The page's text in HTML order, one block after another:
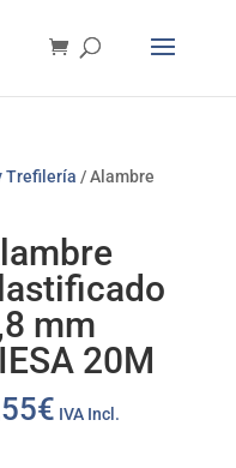
Trefilería / Alambre
mm
20M
€ IVA Incl.